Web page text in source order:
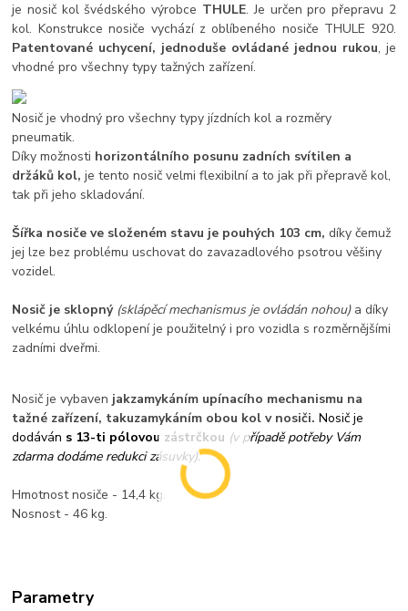
je nosič kol švédského výrobce THULE. Je určen pro přepravu 2
kol. Konstrukce nosiče vychází z oblíbeného nosiče THULE 920.
Patentované uchycení, jednoduše ovládané jednou rukou, je
vhodné pro všechny typy tažných zařízení.
Nosič je vhodný pro všechny typy jízdních kol a rozměry
pneumatik.
Díky možnosti horizontálního posunu zadních svítilen a
držáků kol, je tento nosič velmi flexibilní a to jak při přepravě kol,
tak při jeho skladování.
Šířka nosiče ve složeném stavu je pouhých 103 cm, díky čemuž
jej lze bez problému uschovat do zavazadlového psotrou věšiny
vozidel.
Nosič je sklopný (sklápěcí mechanismus je ovládán nohou)a díky
velkému úhlu odklopení je použitelný i pro vozidla s rozměrnějšími
zadními dveřmi.
Nosič je vybaven jakzamykáním upínacího mechanismu na
tažné zařízení, takuzamykáním obou kol v nosiči.Nosič je
dodáván s 13-ti pólovou zástrčkou (v případě potřeby Vám
zdarma dodáme redukci zásuvky).
Hmotnost nosiče - 14,4 kg.
Nosnost - 46 kg.
Parametry